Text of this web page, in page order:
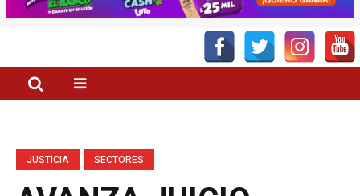
JUSTICIA SECTORES